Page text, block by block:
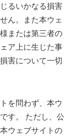
るいかなる損害
ん。また本ウェ
または第三者の
ア上に生じた事
害について一切
を問わず、本ウ
す。 ただし、公
ウェブサイトの